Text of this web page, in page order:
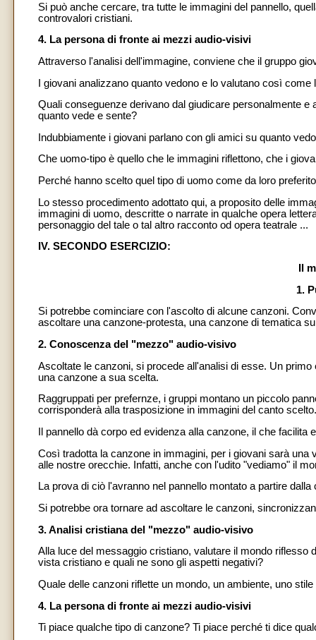
Si può anche cercare, tra tutte le immagini del pannello,
controvalori cristiani.
4. La persona di fronte ai mezzi audio-visivi
Attraverso l'analisi dell'immagine, conviene che il gruppo
I giovani analizzano quanto vedono e lo valutano così come
Quali conseguenze derivano dal giudicare personalmente
quanto vede e sente?
Indubbiamente i giovani parlano con gli amici su quanto
Che uomo-tipo è quello che le immagini riflettono, che i
Perché hanno scelto quel tipo di uomo come da loro
Lo stesso procedimento adottato qui, a proposito delle
immagini di uomo, descritte o narrate in qualche opera
personaggio del tale o tal altro racconto od opera teatrale ...
IV. SECONDO ESERCIZIO:
Il
1.
Si potrebbe cominciare con l'ascolto di alcune canzoni.
ascoltare una canzone-protesta, una canzone di tematica
2. Conoscenza del "mezzo" audio-visivo
Ascoltate le canzoni, si procede all'analisi di esse. Un
una canzone a sua scelta.
Raggruppati per prefernze, i gruppi montano un piccolo
corrisponderà alla trasposizione in immagini del canto scelto.
Il pannello dà corpo ed evidenza alla canzone, il che
Così tradotta la canzone in immagini, per i giovani sarà
alle nostre orecchie. Infatti, anche con l'udito "vediamo" il
La prova di ciò l'avranno nel pannello montato a partire dalla
Si potrebbe ora tornare ad ascoltare le canzoni,
3. Analisi cristiana del "mezzo" audio-visivo
Alla luce del messaggio cristiano, valutare il mondo riflesso
vista cristiano e quali ne sono gli aspetti negativi?
Quale delle canzoni riflette un mondo, un ambiente, uno
4. La persona di fronte ai mezzi audio-visivi
Ti piace qualche tipo di canzone? Ti piace perché ti dice